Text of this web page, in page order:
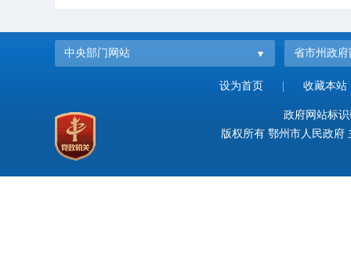
中央部门网站 省市州政府
设为首页 收藏本站
政府网站标
版权所有 鄂州市人民政府